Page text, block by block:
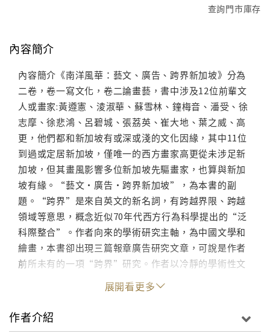
查詢門市庫存
內容簡介
內容簡介《南洋風華：藝文、廣告、跨界新加坡》分為
二卷，卷一寫文化，卷二論畫藝，書中涉及12位前輩文
人或畫家:黃遵憲、淩淑華、蘇雪林、鐘梅音、潘受、徐
志摩、徐悲鴻、呂碧城、張荔英、崔大地、葉之威、高
更，他們都和新加坡有或深或淺的文化因緣，其中11位
到過或定居新加坡，僅唯一的西方畫家高更從未涉足新
加坡，但其畫風影響多位新加坡先驅畫家，也算與新加
坡有緣。“藝文•廣告•跨界新加坡”，為本書的副
題。“跨界”是來自英文的新名詞，有跨越界限、跨越
領域等意思，概念近似70年代西方行為科學提出的“泛
科際整合”。作者向來的學術研究主軸，為中國文學和
繪畫，本書卻出現三篇報章廣告研究文章，可說是作者
前所未有的一項“跨界”研究。作者以冷靜的學術性文
字，慢慢梳理一個個南洋文化題材，宛如幽徑掇英，細
心採集片片歲月風華，一花一葉，閃爍著熱帶陽光的色
彩，慢慢集積，漸漸成型，慢慢就有了自己的溫度，自
己的芬芳。杜南發先生為本書寫序。
展開看更多
作者介紹